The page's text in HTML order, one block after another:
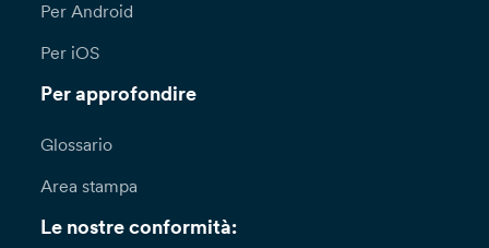
Per Android
Per iOS
Per approfondire
Glossario
Area stampa
Le nostre conformità: